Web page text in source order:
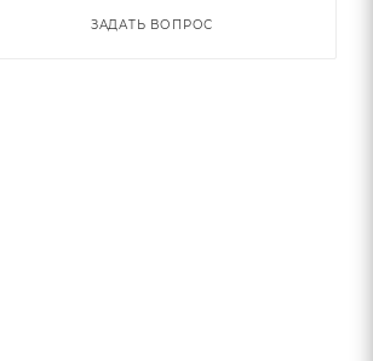
ЗАДАТЬ ВОПРОС